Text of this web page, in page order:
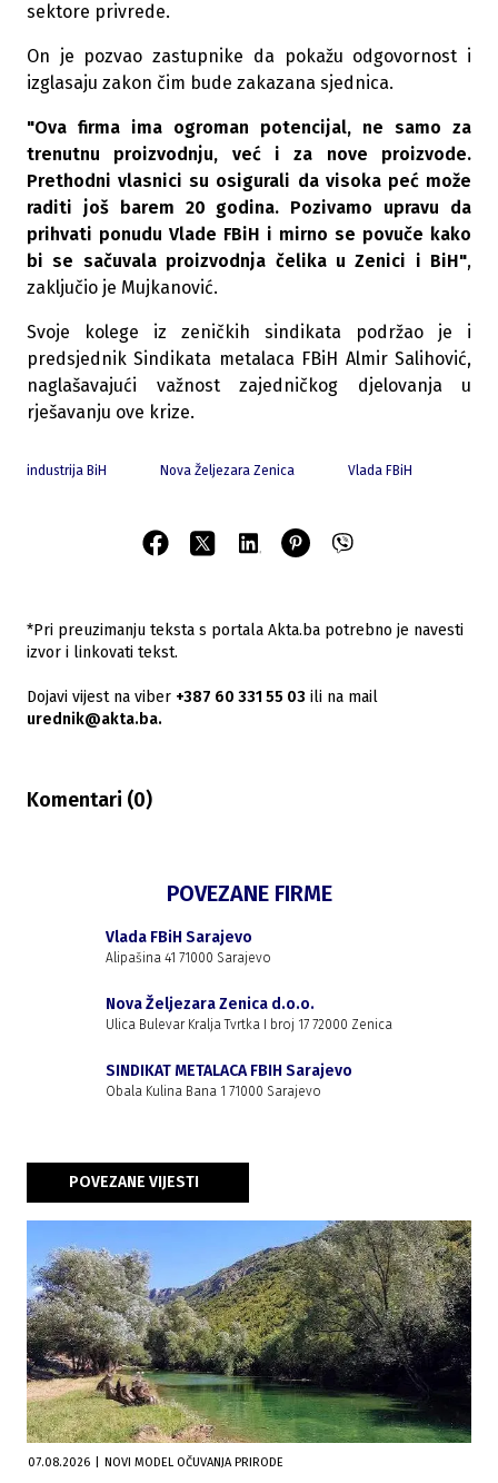
sektore privrede.
On je pozvao zastupnike da pokažu odgovornost i
izglasaju zakon čim bude zakazana sjednica.
"Ova firma ima ogroman potencijal, ne samo za
trenutnu proizvodnju, već i za nove proizvode.
Prethodni vlasnici su osigurali da visoka peć može
raditi još barem 20 godina. Pozivamo upravu da
prihvati ponudu Vlade FBiH i mirno se povuče kako
bi se sačuvala proizvodnja čelika u Zenici i BiH",
zaključio je Mujkanović.
Svoje kolege iz zeničkih sindikata podržao je i
predsjednik Sindikata metalaca FBiH Almir Salihović,
naglašavajući važnost zajedničkog djelovanja u
rješavanju ove krize.
industrija BiH Nova Željezara Zenica Vlada FBiH
*Pri preuzimanju teksta s portala Akta.ba potrebno je navesti
izvor i linkovati tekst.
Dojavi vijest na viber +387 60 331 55 03 ili na mail
urednik@akta.ba.
Komentari (0)
POVEZANE FIRME
Vlada FBiH Sarajevo
Alipašina 41 71000 Sarajevo
Nova Željezara Zenica d.o.o.
Ulica Bulevar Kralja Tvrtka I broj 17 72000 Zenica
SINDIKAT METALACA FBIH Sarajevo
Obala Kulina Bana 1 71000 Sarajevo
POVEZANE VIJESTI
07.08.2026 NOVI MODEL OČUVANJA PRIRODE